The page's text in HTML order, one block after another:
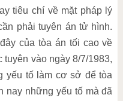
tiêu chí về mặt pháp lý
phải tuyên án tử hình.
của tòa án tối cao về
vào ngày 8/7/1983,
yếu tố làm cơ sở để tòa
nay những yếu tố mà đã